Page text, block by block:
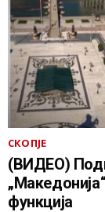
СКОПЈЕ
(ВИДЕО)
функција